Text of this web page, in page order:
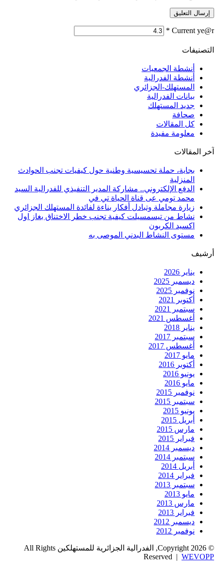
Current ye@r
*
التصنيفات
أنشطة الجمعيات
أنشطة الفدرالية
المستهلك-الجزائري
بيانات الفدرالية
جديد المستهلك
صحافة
كل المقالات
معلومة مفيدة
آخر المقالات
بجاية، حملة تحسيسية وطنية حول كيفيات تجنب الحوادث
المنزلية
الدفع الإلكتروني.. مشاركة المدير التنفيذي للفدرالية السيد
محمد تومي عى قناة الحياة تي في
زيارة مجاملة وتبادل أفكار بناءة لفائدة المستهلك الجزائري
نشاط من تيسمسيلت كيفية تجنب خطر الاختناق بغاز اول
اكسيد الكربون
مستوى النشاط البدني الموصى به
أرشيف
يناير 2026
ديسمبر 2025
نوفمبر 2025
أكتوبر 2021
سبتمبر 2021
أغسطس 2021
يناير 2018
سبتمبر 2017
أغسطس 2017
مايو 2017
أكتوبر 2016
يونيو 2016
مايو 2016
نوفمبر 2015
سبتمبر 2015
يونيو 2015
أبريل 2015
مارس 2015
فبراير 2015
ديسمبر 2014
سبتمبر 2014
أبريل 2014
فبراير 2014
سبتمبر 2013
مايو 2013
مارس 2013
فبراير 2013
ديسمبر 2012
نوفمبر 2012
© Copyright 2026, الفدرالية الجزائرية للمستهلكين All Rights
Reserved | WEVOPP